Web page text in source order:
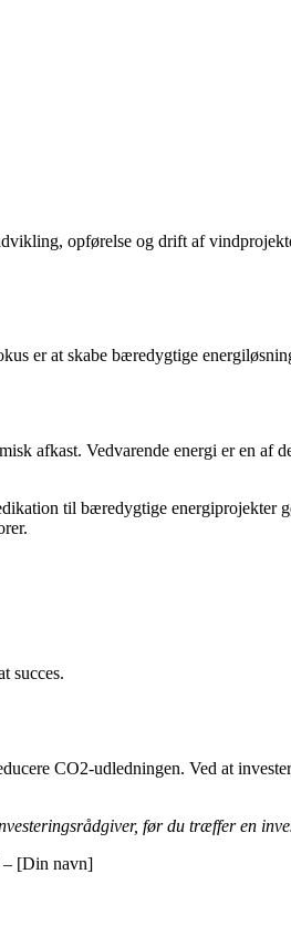
opførelse og drift af
er at skabe bæredygtige
afkast. Vedvarende energi er en af
til bæredygtige energiprojekter
succes.
CO2-udledningen. Ved at
før du træffer en
– [Din navn]